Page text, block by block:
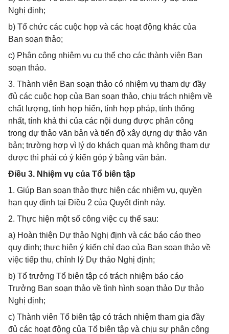
Nghị định;
b) Tổ chức các cuộc họp và các hoạt động khác của
Ban soạn thảo;
c) Phân công nhiệm vụ cụ thể cho các thành viên Ban
soạn thảo.
3. Thành viên Ban soạn thảo có nhiệm vụ tham dự đầy
đủ các cuộc họp của Ban soạn thảo, chịu trách nhiệm về
chất lượng, tính hợp hiến, tính hợp pháp, tính thống
nhất, tính khả thi của các nội dung được phân công
trong dự thảo văn bản và tiến độ xây dựng dự thảo văn
bản; trường hợp vì lý do khách quan mà không tham dự
được thì phải có ý kiến góp ý bằng văn bản.
Điều 3. Nhiệm vụ của Tổ biên tập
1. Giúp Ban soạn thảo thực hiện các nhiệm vụ, quyền
hạn quy định tại Điều 2 của Quyết định này.
2. Thực hiện một số công việc cụ thể sau:
a) Hoàn thiện Dự thảo Nghị định và các báo cáo theo
quy định; thực hiện ý kiến chỉ đạo của Ban soạn thảo về
việc tiếp thu, chỉnh lý Dự thảo Nghị định;
b) Tổ trưởng Tổ biên tập có trách nhiệm báo cáo
Trưởng Ban soạn thảo về tình hình soạn thảo Dự thảo
Nghị định;
c) Thành viên Tổ biên tập có trách nhiệm tham gia đầy
đủ các hoạt động của Tổ biên tập và chịu sự phân công